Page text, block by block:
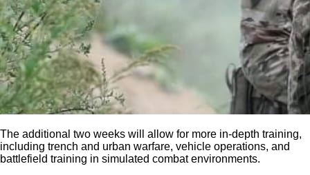
The additional two weeks will allow for more in-depth training,
including trench and urban warfare, vehicle operations, and
battlefield training in simulated combat environments.